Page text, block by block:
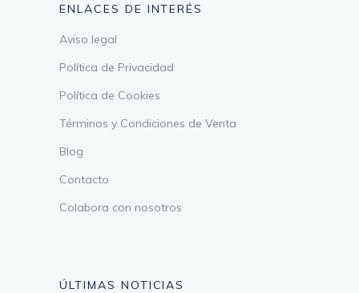
ENLACES DE INTERÉS
Aviso legal
Política de Privacidad
Política de Cookies
Términos y Condiciones de Venta
Blog
Contacto
Colabora con nosotros
ÚLTIMAS NOTICIAS